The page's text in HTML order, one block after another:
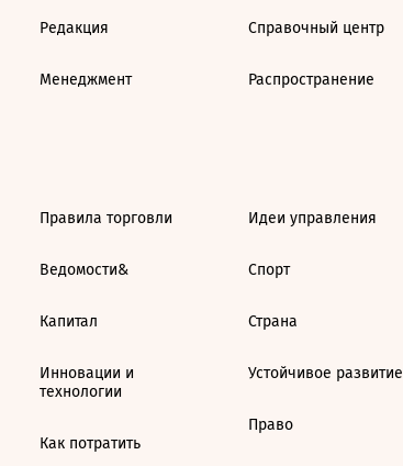
Редакция
Менеджмент
Справочный центр
Распространение
Правила торговли
Ведомости&
Капитал
Инновации и
технологии
Как потратить
Идеи управления
Спорт
Страна
Устойчивое развитие
Право